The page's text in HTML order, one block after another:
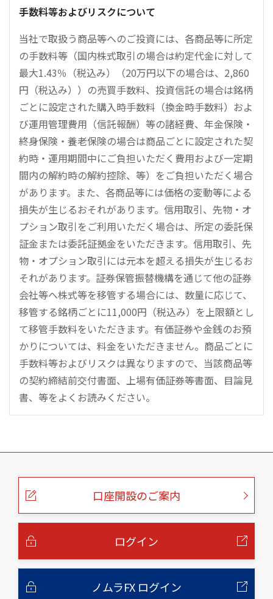
手数料等およびリスクについて
当社で取扱う商品等へのご投資には、各商品等に所定
の手数料等（国内株式取引の場合は約定代金に対して
最大1.43％（税込み）（20万円以下の場合は、2,860
円（税込み））の売買手数料、投資信託の場合は銘柄
ごとに設定された購入時手数料（換金時手数料）およ
び運用管理費用（信託報酬）等の諸経費、年金保険・
終身保険・養老保険の場合は商品ごとに設定された契
約時・運用期間中にご負担いただく費用および一定期
間内の解約時の解約控除、等）をご負担いただく場合
があります。また、各商品等には価格の変動等による
損失が生じるおそれがあります。信用取引、先物・オ
プション取引をご利用いただく場合は、所定の委託保
証金または委託証拠金をいただきます。信用取引、先
物・オプション取引には元本を超える損失が生じるお
それがあります。証券保管振替機構を通じて他の証券
会社等へ株式等を移管する場合には、数量に応じて、
移管する銘柄ごとに11,000円（税込み）を上限額とし
て移管手数料をいただきます。有価証券や金銭のお預
かりについては、料金をいただきません。商品ごとに
手数料等およびリスクは異なりますので、当該商品等
の契約締結前交付書面、上場有価証券等書面、目論見
書、等をよくお読みください。
こ
口座開設のご案内
ログイン
ノムラFX ログイン